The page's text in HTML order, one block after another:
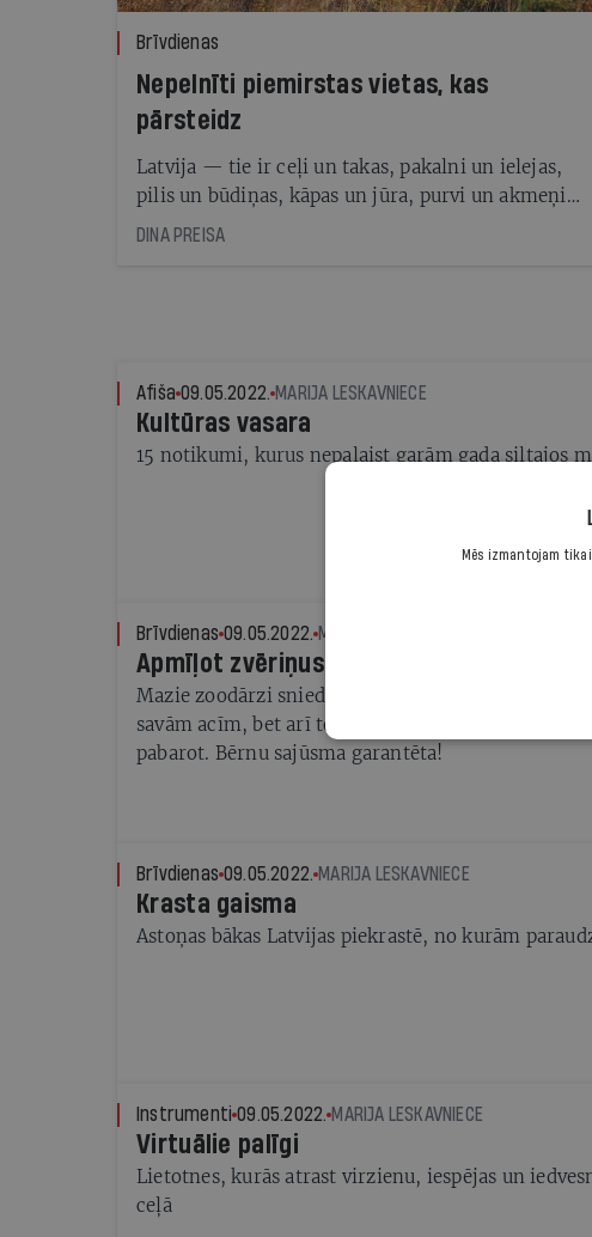
Brīvdienas
Nepelnīti piemirstas vietas, kas
pārsteidz
Latvija — tie ir ceļi un takas, pakalni un ielejas,
pilis un būdiņas, kāpas un jūra, purvi un akmeņi,
krogi un dievnami, meži un pļavas, torņi un
DINA PREISA
Afiša 09.05.2022. MARIJA LESKAVNIECE
Kultūras vasara
15 notikumi, kurus nepalaist garām gada siltajos
Brīvdienas 09.05.2022. MARIJA LESKAVNIECE
Apmīļot zvēriņus
Mazie zoodārzi sniedz iespēju uz dzīvniekiem ne
savām acīm, bet arī tos pabužināt, izvest pastaigā
pabarot. Bērnu sajūsma garantēta!
Brīvdienas 09.05.2022. MARIJA LESKAVNIECE
Krasta gaisma
Astoņas bākas Latvijas piekrastē, no kurām
Instrumenti 09.05.2022. MARIJA LESKAVNIECE
Virtuālie palīgi
Lietotnes, kurās atrast virzienu, iespējas un
ceļā
Mēs izmantojam